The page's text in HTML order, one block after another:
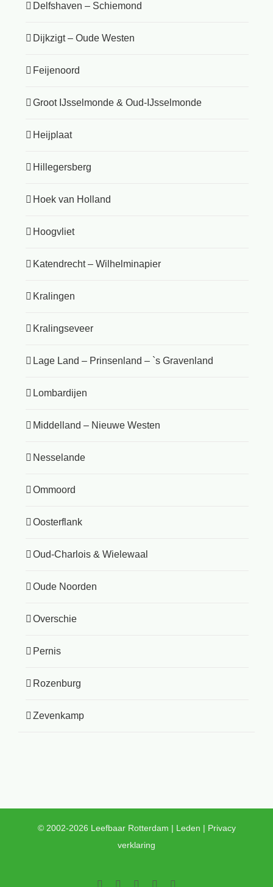
Delfshaven – Schiemond
Dijkzigt – Oude Westen
Feijenoord
Groot IJsselmonde & Oud-IJsselmonde
Heijplaat
Hillegersberg
Hoek van Holland
Hoogvliet
Katendrecht – Wilhelminapier
Kralingen
Kralingseveer
Lage Land – Prinsenland – `s Gravenland
Lombardijen
Middelland – Nieuwe Westen
Nesselande
Ommoord
Oosterflank
Oud-Charlois & Wielewaal
Oude Noorden
Overschie
Pernis
Rozenburg
Zevenkamp
© 2002-2026 Leefbaar Rotterdam | Leden | Privacy
verklaring
Facebook
TwitterYouTubeLinkedIn